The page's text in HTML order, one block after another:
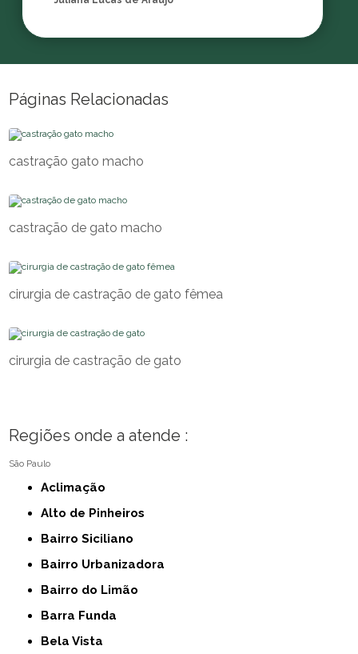
Páginas Relacionadas
castração gato macho
castração de gato macho
cirurgia de castração de gato fêmea
cirurgia de castração de gato
Regiões onde a atende :
São Paulo
Aclimação
Alto de Pinheiros
Bairro Siciliano
Bairro Urbanizadora
Bairro do Limão
Barra Funda
Bela Vista